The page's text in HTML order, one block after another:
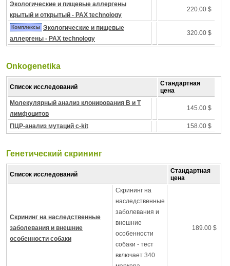
Экологические и пищевые аллергены
крытый и открытый - PAX technology
220.00 $
Комплексы Экологические и пищевые
аллергены - PAX technology
320.00 $
Onkogenetika
Список исследований
Стандартная
цена
Молекулярный анализ клонирования B и T
лимфоцитов
145.00 $
ПЦР-анализ мутаций c-kit 158.00 $
Генетический скрининг
Список исследований
Стандартная
цена
Скрининг на наследственные
заболевания и внешние
особенности собаки
Скрининг на
наследственные
заболевания и
внешние
особенности
собаки - тест
включает 340
189.00 $